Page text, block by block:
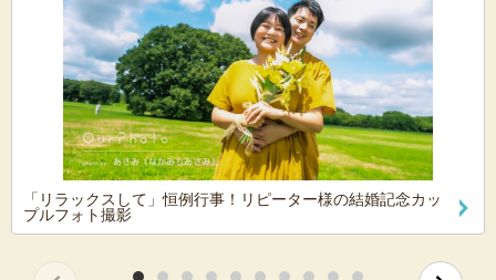
「リラックスして」恒例行事！リピーター様の結婚記念カッ
プルフォト撮影